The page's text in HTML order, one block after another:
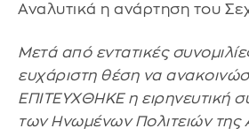
Αναλυτικά η ανάρτηση του
Μετά από εντατικές
ευχάριστη θέση να
ΕΠΙΤΕΥΧΘΗΚΕ η ειρηνευτική
των Ηνωμένων Πολιτειών της